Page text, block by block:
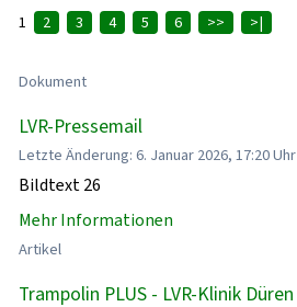
1 2 3 4 5 6 >> >|
Dokument
LVR-Pressemail
Letzte Änderung: 6. Januar 2026, 17:20 Uhr
Bildtext 26
Mehr Informationen
Artikel
Trampolin PLUS - LVR-Klinik Düren